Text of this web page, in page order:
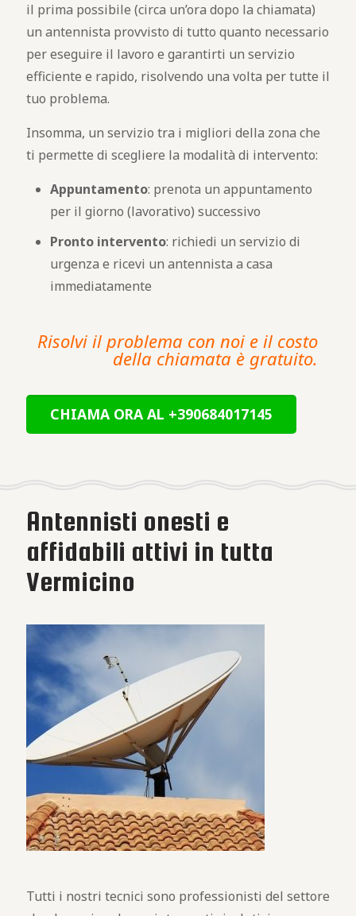
il prima possibile (circa un’ora dopo la chiamata)
un antennista provvisto di tutto quanto necessario
per eseguire il lavoro e garantirti un servizio
efficiente e rapido, risolvendo una volta per tutte il
tuo problema.
Insomma, un servizio tra i migliori della zona che
ti permette di scegliere la modalità di intervento:
Appuntamento: prenota un appuntamento
per il giorno (lavorativo) successivo
Pronto intervento: richiedi un servizio di
urgenza e ricevi un antennista a casa
immediatamente
Risolvi il problema con noi e il costo
della chiamata è gratuito.
CHIAMA ORA AL +390684017145
Antennisti onesti e
affidabili attivi in tutta
Vermicino
Tutti i nostri tecnici sono professionisti del settore